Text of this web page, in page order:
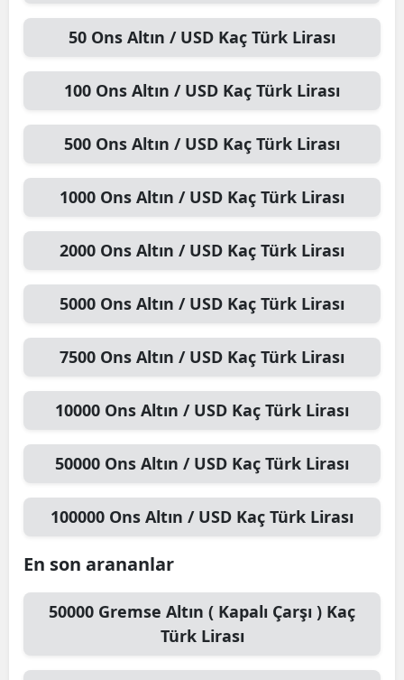
50 Ons Altın / USD Kaç Türk Lirası
100 Ons Altın / USD Kaç Türk Lirası
500 Ons Altın / USD Kaç Türk Lirası
1000 Ons Altın / USD Kaç Türk Lirası
2000 Ons Altın / USD Kaç Türk Lirası
5000 Ons Altın / USD Kaç Türk Lirası
7500 Ons Altın / USD Kaç Türk Lirası
10000 Ons Altın / USD Kaç Türk Lirası
50000 Ons Altın / USD Kaç Türk Lirası
100000 Ons Altın / USD Kaç Türk Lirası
En son arananlar
50000 Gremse Altın ( Kapalı Çarşı ) Kaç
Türk Lirası